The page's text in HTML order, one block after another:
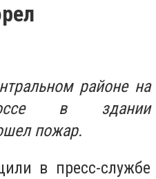
районе на
в здании
пожар.
в пресс-службе